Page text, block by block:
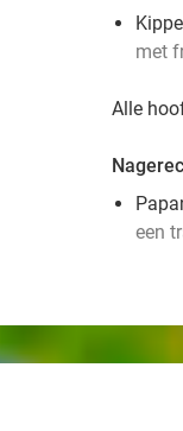
met
Alle
een